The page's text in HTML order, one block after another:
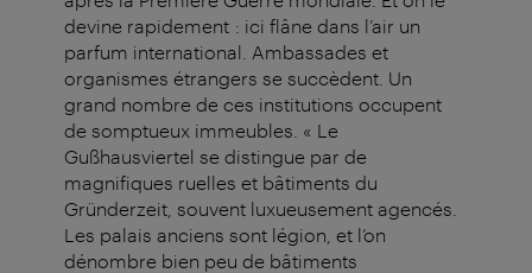
devine rapidement : ici flâne dans l’air un
parfum international. Ambassades et
organismes étrangers se succèdent. Un
grand nombre de ces institutions occupent
de somptueux immeubles. « Le
Gußhausviertel se distingue par de
magnifiques ruelles et bâtiments du
Gründerzeit, souvent luxueusement agencés.
Les palais anciens sont légion, et l’on
dénombre bien peu de bâtiments